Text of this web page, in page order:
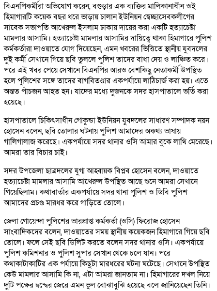
বিএনপিকর্মীরা অভিযোগ করেন, বগুড়ার এক ব্যক্তির মালিকানাধীন ওই
হিমাগারটি কয়েক বছর ধরে ভাড়ায় চালান ইউনিয়ন স্বেচ্ছাসেবকলীগের
সাবেক সভাপতি আখেরুল ইসলাম ঢাকায় দায়ের করা একটি হত্যাচেষ্টা
মামলার আসামি। হত্যাচেষ্টা মামলার আসামির দায়িত্বে থাকা হিমাগারে পুলিশ
কর্মকর্তারা দাওয়াতে যোগ দিয়েছেন, এমন খবরের ভিত্তিতে স্থানীয় যুবদলের
দুই কর্মী সেখানে গিয়ে ছবি তুললে পুলিশ তাদের বাধা দেয় ও লাঞ্চিত করে।
পরে এই খবর পেয়ে সেখানে বিএনপির আরও বেশকিছু নেতাকর্মী উপস্থিত
হলে পুলিশের সঙ্গে তাদের বাগবিতণ্ডার একপর্যায়ে লাঠিচার্জ করা হয়। এতে
অন্তত পাঁচজন আহত হন। যাদের মধ্যে দুজনকে সদর হাসপাতালে ভর্তি করা
হয়েছে।
হাসপাতালে চিকিৎসাধীন গোকুন্ডা ইউনিয়ন যুবদলের সাধারণ সম্পাদক নয়ন
হোসেন বলেন, ছবি তোলার ঘটনায় পুলিশ আমাদের অকথ্য ভাষায়
গালিগালাজ করেছে। একপর্যায়ে সদর থানার ওসি আমার বুকে লাথি মেরেছে।
আমরা তার বিচার চাই।
সদর উপজেলা ছাত্রদলের যুগ্ম আহ্বায়ক বিপ্লব হোসেন বলেন, দাওয়াতে
হত্যাচেষ্টা মামলার আসামি আখেরুল উপস্থিত আছে শুনে আমরা সেখানে
গিয়েছিলাম। কথাবার্তার একপর্যায়ে সদর থানা পুলিশ ও ডিবি পুলিশ
আমাদের প্রচণ্ড মারধর করে গাড়িতে তোলে।
জেলা গোয়েন্দা পুলিশের ভারপ্রাপ্ত কর্মকর্তা (ওসি) ফিরোজ হোসেন
সাংবাদিকদের বলেন, দাওয়াতের সময় স্থানীয় কয়েকজন হিমাগারে গিয়ে ছবি
তোলে। ফলে সেই ছবি ডিলিট করতে বলেন সদর থানার ওসি। একপর্যায়ে
পুলিশ কমিশনার ও পুলিশ সুপার সেখান থেকে চলে যান। পরে
কথাকাটাকাটির এক পর্যায়ে কিছুটা মারধরের ঘটনা ঘটেছে। সেখানে উপস্থিত
কেউ মামলার আসামি কি না, এটা আমরা জানতাম না। হিমাগারের দখল নিয়ে
দুটি পক্ষের দ্বন্দ্বের জেরে এমন ভুল বোঝাবুঝি হয়েছে বলে জানিয়েছেন তিনি।